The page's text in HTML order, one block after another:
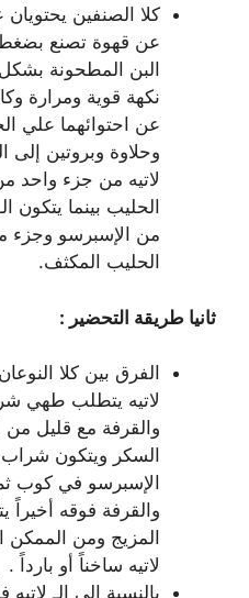
كلا الصنفين
عن قهوة تصنع
البن المطحونة
نكهة قوية ومرارة
عن احتوائهما علي
وحلاوة وبروتين إلى
لاتيه من جزء واحد
الحليب بينما يتكون
من الإسبرسو وجزء
الحليب المكثف.
ثانيا طريقة التحضير :
الفرق بين كلا
لاتيه يتطلب طهي
والقرفة مع قليل من
السكر ويتكون
الإسبرسو في كوب
والقرفة فوقه
المزيج ومن الممكن
لاتيه ساخناً أو بارداً .
بالنسبة الي الـ